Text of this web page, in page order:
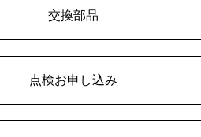
交換部品
点検お申し込み